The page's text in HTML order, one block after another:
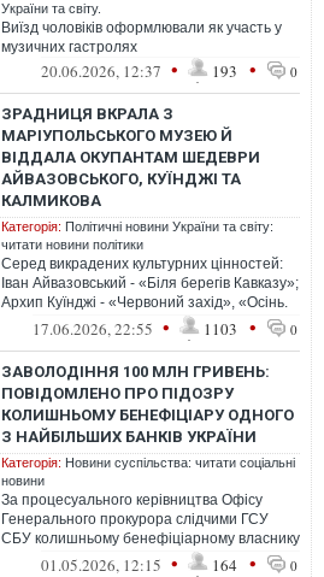
України та світу.
Виїзд чоловіків оформлювали як участь у
музичних гастролях
20.06.2026, 12:37 • 193 • 0
ЗРАДНИЦЯ ВКРАЛА З
МАРІУПОЛЬСЬКОГО МУЗЕЮ Й
ВІДДАЛА ОКУПАНТАМ ШЕДЕВРИ
АЙВАЗОВСЬКОГО, КУЇНДЖІ ТА
КАЛМИКОВА
Категорія: Політичні новини України та світу:
читати новини політики
Серед викрадених культурних цінностей:
Іван Айвазовський - «Біля берегів Кавказу»;
Архип Куїнджі - «Червоний захід», «Осінь.
Крим», «Ельбрус»; Григорі...
17.06.2026, 22:55 • 1103 • 0
ЗАВОЛОДІННЯ 100 МЛН ГРИВЕНЬ:
ПОВІДОМЛЕНО ПРО ПІДОЗРУ
КОЛИШНЬОМУ БЕНЕФІЦІАРУ ОДНОГО
З НАЙБІЛЬШИХ БАНКІВ УКРАЇНИ
Категорія: Новини суспільства: читати соціальні
новини
За процесуального керівництва Офісу
Генерального прокурора слідчими ГСУ
СБУ колишньому бенефіціарному власнику
одного із найбільших банків України пов...
01.05.2026, 12:15 • 164 • 0